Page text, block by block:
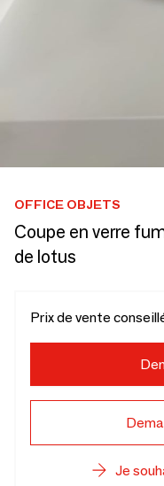
OFFICE OBJETS
Coupe en verre
de lotus
Prix de vente
Je